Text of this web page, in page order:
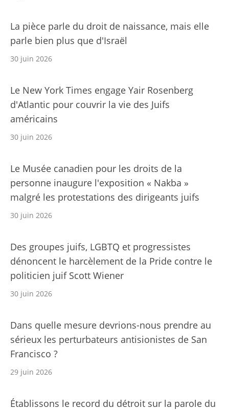
La pièce parle du droit de naissance, mais elle
parle bien plus que d'Israël
30 juin 2026
Le New York Times engage Yair Rosenberg
d'Atlantic pour couvrir la vie des Juifs
américains
30 juin 2026
Le Musée canadien pour les droits de la
personne inaugure l'exposition « Nakba »
malgré les protestations des dirigeants juifs
30 juin 2026
Des groupes juifs, LGBTQ et progressistes
dénoncent le harcèlement de la Pride contre le
politicien juif Scott Wiener
30 juin 2026
Dans quelle mesure devrions-nous prendre au
sérieux les perturbateurs antisionistes de San
Francisco ?
29 juin 2026
Établissons le record du détroit sur la parole du